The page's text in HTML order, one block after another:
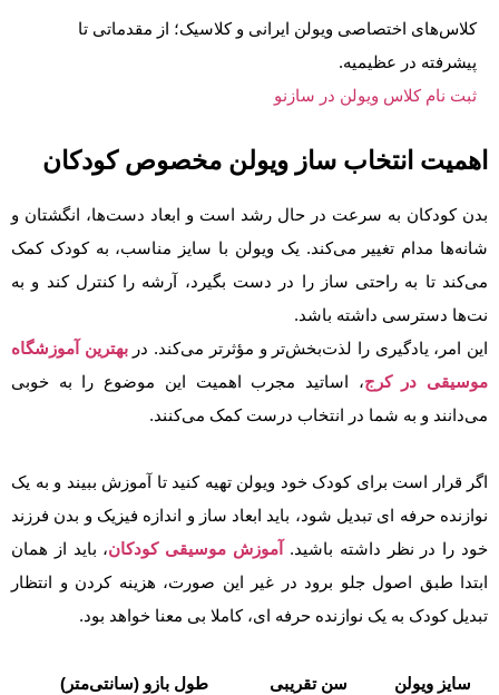
کلاس‌های اختصاصی ویولن ایرانی و کلاسیک؛ از مقدماتی تا
پیشرفته در عظیمیه.
ثبت نام کلاس ویولن در سازنو
اهمیت انتخاب ساز ویولن مخصوص کودکان
بدن کودکان به سرعت در حال رشد است و ابعاد دست‌ها، انگشتان و
شانه‌ها مدام تغییر می‌کند. یک ویولن با سایز مناسب، به کودک کمک
می‌کند تا به راحتی ساز را در دست بگیرد، آرشه را کنترل کند و به
نت‌ها دسترسی داشته باشد.
این امر، یادگیری را لذت‌بخش‌تر و مؤثرتر می‌کند. دربهترین آموزشگاه
موسیقی در کرج، اساتید مجرب اهمیت این موضوع را به خوبی
می‌دانند و به شما در انتخاب درست کمک می‌کنند.
اگر قرار است برای کودک خود ویولن تهیه کنید تا آموزش ببیند و به یک
نوازنده حرفه ای تبدیل شود، باید ابعاد ساز و اندازه فیزیک و بدن فرزند
خود را در نظر داشته باشید. آموزش موسیقی کودکان، باید از همان
ابتدا طبق اصول جلو برود در غیر این صورت، هزینه کردن و انتظار
تبدیل کودک به یک نوازنده حرفه ای، کاملا بی معنا خواهد بود.
سایز ویولن سن تقریبی
طول بازو (سانتی‌متر)